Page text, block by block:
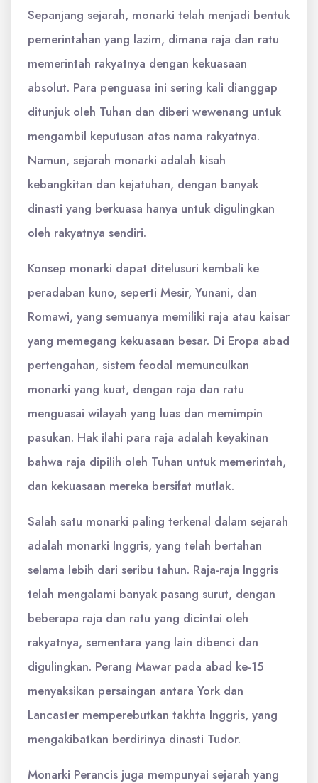
Sepanjang sejarah, monarki telah menjadi bentuk
pemerintahan yang lazim, dimana raja dan ratu
memerintah rakyatnya dengan kekuasaan
absolut. Para penguasa ini sering kali dianggap
ditunjuk oleh Tuhan dan diberi wewenang untuk
mengambil keputusan atas nama rakyatnya.
Namun, sejarah monarki adalah kisah
kebangkitan dan kejatuhan, dengan banyak
dinasti yang berkuasa hanya untuk digulingkan
oleh rakyatnya sendiri.
Konsep monarki dapat ditelusuri kembali ke
peradaban kuno, seperti Mesir, Yunani, dan
Romawi, yang semuanya memiliki raja atau kaisar
yang memegang kekuasaan besar. Di Eropa abad
pertengahan, sistem feodal memunculkan
monarki yang kuat, dengan raja dan ratu
menguasai wilayah yang luas dan memimpin
pasukan. Hak ilahi para raja adalah keyakinan
bahwa raja dipilih oleh Tuhan untuk memerintah,
dan kekuasaan mereka bersifat mutlak.
Salah satu monarki paling terkenal dalam sejarah
adalah monarki Inggris, yang telah bertahan
selama lebih dari seribu tahun. Raja-raja Inggris
telah mengalami banyak pasang surut, dengan
beberapa raja dan ratu yang dicintai oleh
rakyatnya, sementara yang lain dibenci dan
digulingkan. Perang Mawar pada abad ke-15
menyaksikan persaingan antara York dan
Lancaster memperebutkan takhta Inggris, yang
mengakibatkan berdirinya dinasti Tudor.
Monarki Perancis juga mempunyai sejarah yang